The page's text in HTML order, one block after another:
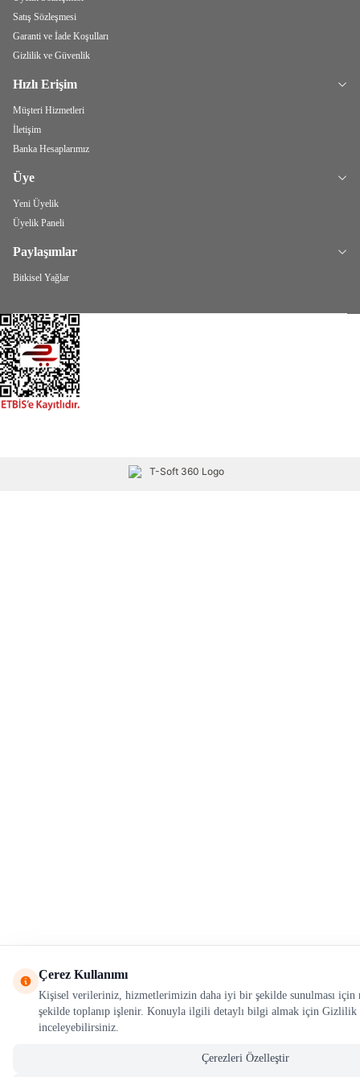
Satış Sözleşmesi
Garanti ve İade Koşulları
Gizlilik ve Güvenlik
Hızlı Erişim
Müşteri Hizmetleri
İletişim
Banka Hesaplarımız
Üye
Yeni Üyelik
Üyelik Paneli
Paylaşımlar
Bitkisel Yağlar
Çerez Kullanımı
Kişisel verileriniz, hizmetlerimizin daha iyi bir şekilde sunulması için
şekilde toplanıp işlenir. Konuyla ilgili detaylı bilgi almak için Gizlilik
inceleyebilirsiniz.
Çerezleri Özelleştir